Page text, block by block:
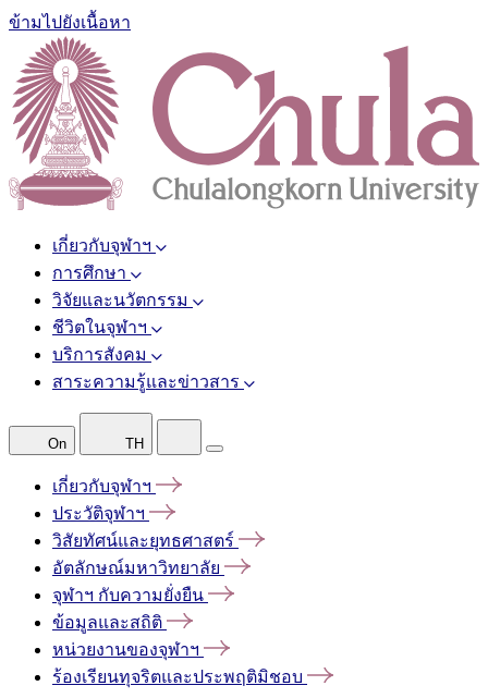
ข้ามไปยังเนื้อหา
เกี่ยวกับจุฬาฯ
การศึกษา
วิจัยและนวัตกรรม
ชีวิตในจุฬาฯ
บริการสังคม
สาระความรู้และข่าวสาร
On TH
เกี่ยวกับจุฬาฯ
ประวัติจุฬาฯ
วิสัยทัศน์และยุทธศาสตร์
อัตลักษณ์มหาวิทยาลัย
จุฬาฯ กับความยั่งยืน
ข้อมูลและสถิติ
หน่วยงานของจุฬาฯ
ร้องเรียนทุจริตและประพฤติมิชอบ